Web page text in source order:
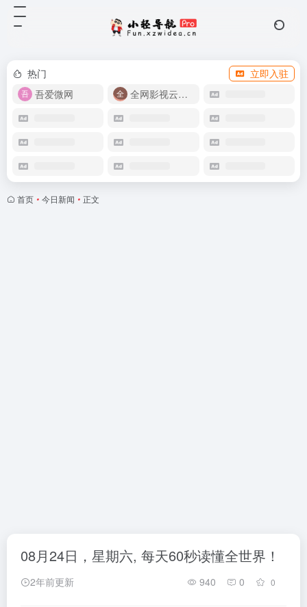
热门
立即入驻
吾爱微网
全网影视云盘资源
首页 • 今日新闻 • 正文
08月24日，星期六, 每天60秒读懂全世界！
2年前更新 940 0 0